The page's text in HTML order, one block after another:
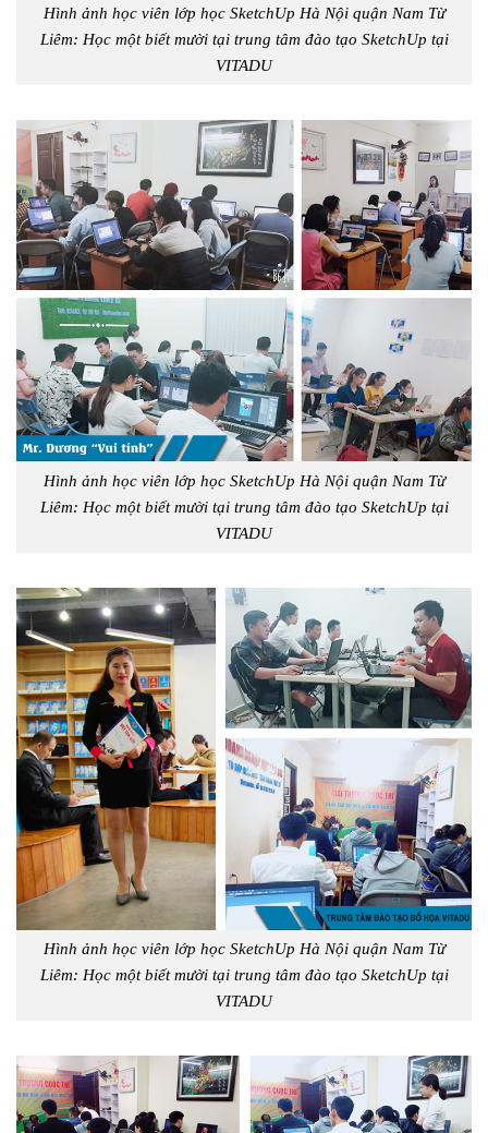
Hình ảnh học viên lớp học SketchUp Hà Nội quận Nam Từ
Liêm: Học một biết mười tại trung tâm đào tạo SketchUp tại
VITADU
Hình ảnh học viên lớp học SketchUp Hà Nội quận Nam Từ
Liêm: Học một biết mười tại trung tâm đào tạo SketchUp tại
VITADU
Hình ảnh học viên lớp học SketchUp Hà Nội quận Nam Từ
Liêm: Học một biết mười tại trung tâm đào tạo SketchUp tại
VITADU